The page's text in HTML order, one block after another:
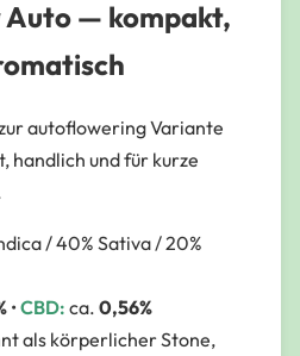
— kompakt,
autoflowering Variante
handlich und für kurze
/ 40% Sativa / 20%
• CBD: ca. 0,56%
als körperlicher Stone,